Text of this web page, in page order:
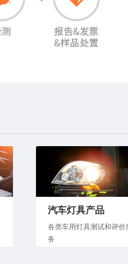
汽车灯具产品
各类车用灯具测试和评价
务